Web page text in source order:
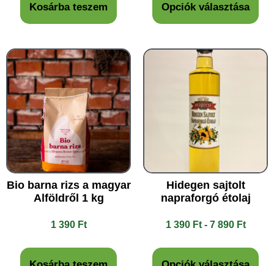
Kosárba teszem Opciók választása
Bio barna rizs a magyar
Alföldről 1 kg
1 390 Ft
Hidegen sajtolt
napraforgó étolaj
1 390 Ft - 7 890 Ft